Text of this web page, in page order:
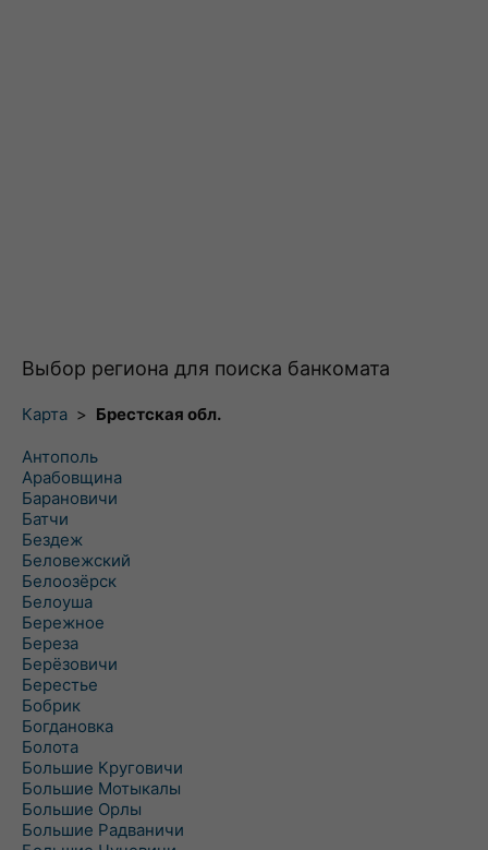
Выбор региона для поиска банкомата
Карта > Брестская обл.
Антополь
Арабовщина
Барановичи
Батчи
Бездеж
Беловежский
Белоозёрск
Белоуша
Бережное
Береза
Берёзовичи
Берестье
Бобрик
Богдановка
Болота
Большие Круговичи
Большие Мотыкалы
Большие Орлы
Большие Радваничи